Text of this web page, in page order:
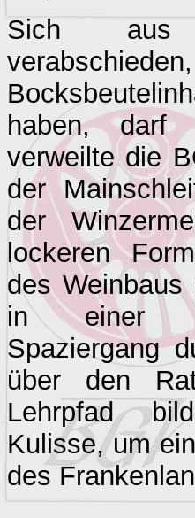
Sich
haben, darf
verweilte die
der
der
lockeren
des
in einer
Spaziergang
über den
Lehrpfad
Kulisse, um
des